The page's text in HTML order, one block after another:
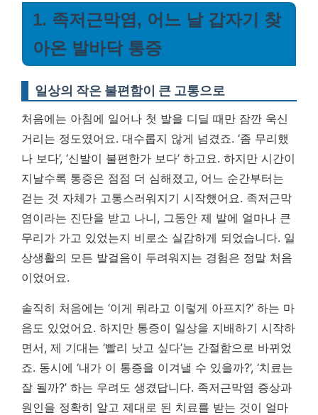
1. 족저근막염, 어느 날 갑자기 찾
아온 발바닥 통증
일상의 작은 불편함이 큰 고통으로
처음에는 아침에 일어나 첫 발을 디딜 때만 잠깐 욱신
거리는 정도였어요. 대수롭지 않게 넘겼죠. ‘좀 무리했
나 보다’, ‘신발이 불편한가 보다’ 하고요. 하지만 시간이
지날수록 통증은 점점 더 심해졌고, 어느 순간부터는
걷는 것 자체가 고통스러워지기 시작했어요. 족저근막
염이라는 진단을 받고 나니, 그동안 제 발에 얼마나 큰
무리가 가고 있었는지 비로소 실감하게 되었습니다. 일
상생활의 모든 발걸음이 두려워지는 경험은 정말 처음
이었어요.
솔직히 처음에는 ‘이게 뭐라고 이렇게 아프지?’ 하는 마
음도 있었어요. 하지만 통증이 일상을 지배하기 시작하
면서, 제 기대는 ‘빨리 낫고 싶다’는 간절함으로 바뀌었
죠. 동시에 ‘내가 이 통증을 이겨낼 수 있을까?’, ‘치료는
잘 될까?’ 하는 우려도 생겼답니다. 족저근막염 증상과
원인을 정확히 알고 제대로 된 치료를 받는 것이 얼마